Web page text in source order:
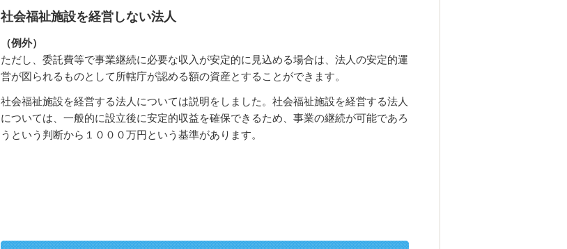
社会福祉施設を経営しない法人
（例外）
ただし、委託費等で事業継続に必要な収入が安定的に見込める場合は、法人の安定的運
営が図られるものとして所轄庁が認める額の資産とすることができます。
社会福祉施設を経営する法人については説明をしました。社会福祉施設を経営する法人
については、一般的に設立後に安定的収益を確保できるため、事業の継続が可能であろ
うという判断から１０００万円という基準があります。